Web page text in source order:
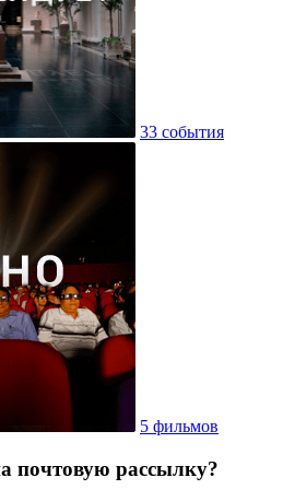
33 события
5 фильмов
почтовую рассылку?